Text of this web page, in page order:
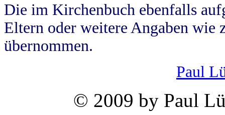
Die im Kirchenbuch ebenfalls
Eltern oder weitere Angaben wie
übernommen.
Paul
© 2009 by Paul